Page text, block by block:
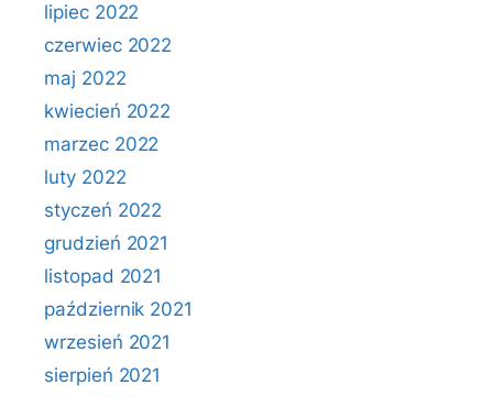
lipiec 2022
czerwiec 2022
maj 2022
kwiecień 2022
marzec 2022
luty 2022
styczeń 2022
grudzień 2021
listopad 2021
październik 2021
wrzesień 2021
sierpień 2021